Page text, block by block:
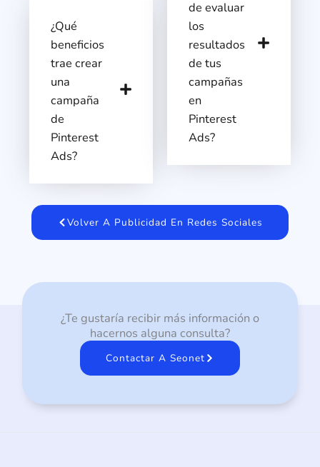
¿Qué
beneficios
trae crear
una
campaña
de
Pinterest
Ads?
de evaluar
los
resultados
de tus
campañas
en
Pinterest
Ads?
Volver A Publicidad En Redes Sociales
¿Te gustaría recibir más información o
hacernos alguna consulta?
Contactar A Seonet